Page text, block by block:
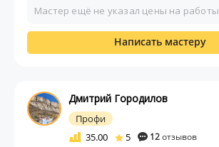
Мастер ещё не указал цены на работы
Написать мастеру
Дмитрий Городилов
Профи
35.00
5 12отзывов